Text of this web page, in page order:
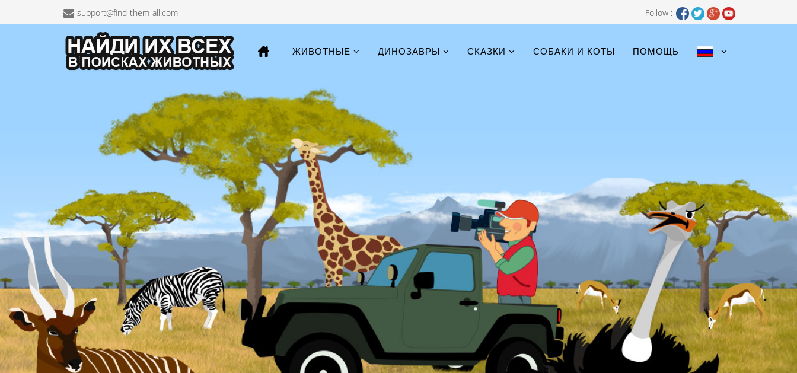
support@find-them-all.com Follow :
ЖИВОТНЫЕ ДИНОЗАВРЫ СКАЗКИ СОБАКИ И КОТЫ ПОМОЩЬ